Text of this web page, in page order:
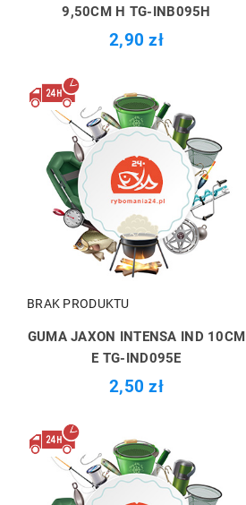
9,50CM H TG-INB095H
2,90 zł
BRAK PRODUKTU
GUMA JAXON INTENSA IND 10CM
E TG-IND095E
2,50 zł